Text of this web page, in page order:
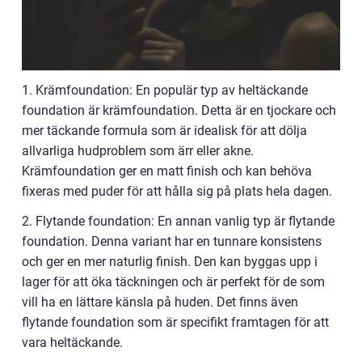
1. Krämfoundation: En populär typ av heltäckande
foundation är krämfoundation. Detta är en tjockare och
mer täckande formula som är idealisk för att dölja
allvarliga hudproblem som ärr eller akne.
Krämfoundation ger en matt finish och kan behöva
fixeras med puder för att hålla sig på plats hela dagen.
2. Flytande foundation: En annan vanlig typ är flytande
foundation. Denna variant har en tunnare konsistens
och ger en mer naturlig finish. Den kan byggas upp i
lager för att öka täckningen och är perfekt för de som
vill ha en lättare känsla på huden. Det finns även
flytande foundation som är specifikt framtagen för att
vara heltäckande.